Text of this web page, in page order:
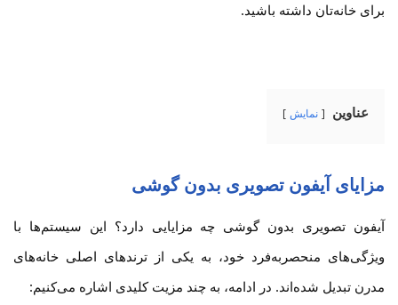
برای خانه‌تان داشته باشید.
عناوین نمایش
مزایای آیفون تصویری بدون گوشی
آیفون تصویری بدون گوشی چه مزایایی دارد؟ این سیستم‌ها با
ویژگی‌های منحصربه‌فرد خود، به یکی از ترندهای اصلی خانه‌های
مدرن تبدیل شده‌اند. در ادامه، به چند مزیت کلیدی اشاره می‌کنیم: